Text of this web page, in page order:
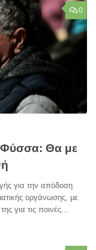
0
Φύσσα: Θα με
για την απόδοση
οργάνωσης, με
για τις ποινές...